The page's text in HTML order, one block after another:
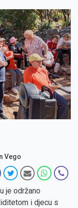
Vego
je održano
i djecu s